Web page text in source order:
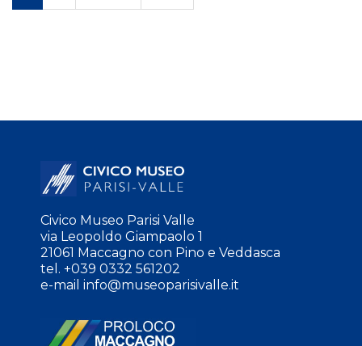
Civico Museo Parisi Valle
via Leopoldo Giampaolo 1
21061 Maccagno con Pino e Veddasca
tel. +039 0332 561202
e-mail info@museoparisivalle.it